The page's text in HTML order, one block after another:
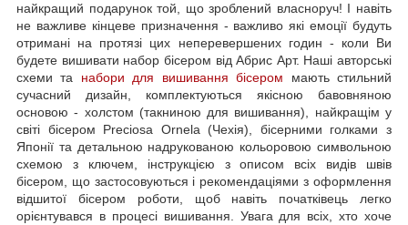
найкращий подарунок той, що зроблений власноруч! І навіть
не важливе кінцеве призначення - важливо які емоції будуть
отримані на протязі цих неперевершених годин - коли Ви
будете вишивати набор бісером від Абрис Арт. Наші авторські
схеми та набори для вишивання бісером мають стильний
сучасний дизайн, комплектуються якісною бавовняною
основою - холстом (такниною для вишивання), найкращім у
світі бісером Preciosa Ornela (Чехія), бісерними голками з
Японії та детальною надрукованою кольоровою символьною
схемою з ключем, інструкцією з описом всіх видів швів
бісером, що застосовуються і рекомендаціями з оформлення
відшитої бісером роботи, щоб навіть початківець легко
орієнтувався в процесі вишивання. Увага для всіх, хто хоче